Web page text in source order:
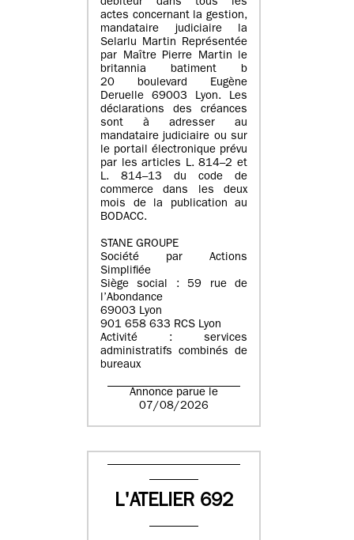
débiteur dans tous les
actes concernant la gestion,
mandataire judiciaire la
Selarlu Martin Représentée
par Maître Pierre Martin le
britannia batiment b
20 boulevard Eugène
Deruelle 69003 Lyon. Les
déclarations des créances
sont à adresser au
mandataire judiciaire ou sur
le portail électronique prévu
par les articles L. 814–2 et
L. 814–13 du code de
commerce dans les deux
mois de la publication au
BODACC.
STANE GROUPE
Société par Actions
Simplifiée
Siège social : 59 rue de
l’Abondance
69003 Lyon
901 658 633 RCS Lyon
Activité : services
administratifs combinés de
bureaux
Annonce parue le
07/08/2026
L'ATELIER 692